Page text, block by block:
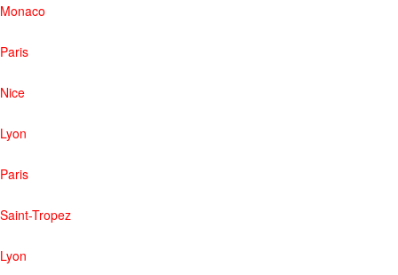
Monaco
Paris
Nice
Lyon
Paris
Saint-Tropez
Lyon